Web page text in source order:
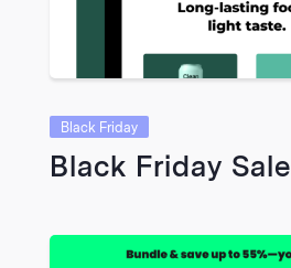
Black Friday
Black Friday Sale